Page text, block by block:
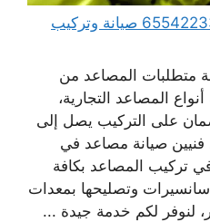
صيانة مصاعد في الكويت 65542233 صيانة وتركيب
متطلبات المصاعد من
المصاعد التجارية،
على التركيب يصل إلى
فنيين صيانة مصاعد في
تركيب المصاعد بكافة
وتصليحها بمعدات
لنوفر لكم خدمة جيدة ...